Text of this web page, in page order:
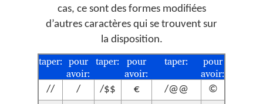
cas, ce sont des formes modifiées
d’autres caractères qui se trouvent sur
la disposition.
taper: pour
avoir:
taper:
pour
avoir:
taper:
pour
avoir:
// / /$$ € /@@
©